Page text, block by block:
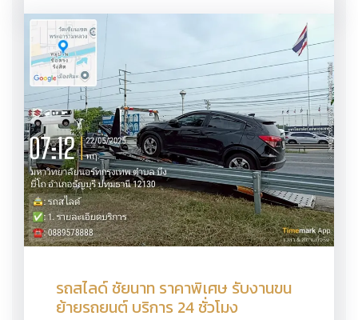
รถสไลด์ ชัยนาท ราคาพิเศษ รับงานขน
ย้ายรถยนต์ บริการ 24 ชั่วโมง